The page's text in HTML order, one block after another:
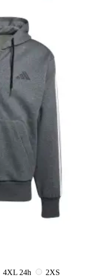
4XL 24h
2XS